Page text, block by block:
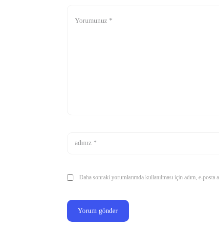
Daha sonraki yorumlarımda kullanılması için adım, e-posta